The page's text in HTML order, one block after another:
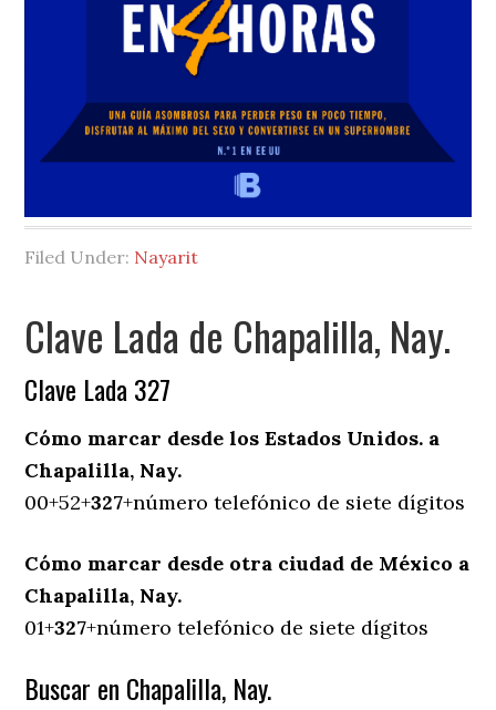
Filed Under: Nayarit
Clave Lada de Chapalilla, Nay.
Clave Lada 327
Cómo marcar desde los Estados Unidos. a
Chapalilla, Nay.
00+52+327+número telefónico de siete dígitos
Cómo marcar desde otra ciudad de México a
Chapalilla, Nay.
01+327+número telefónico de siete dígitos
Buscar en Chapalilla, Nay.